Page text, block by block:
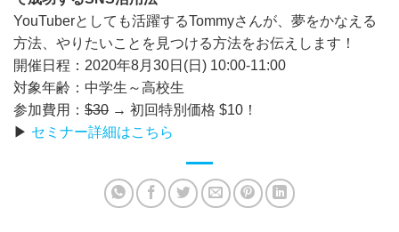
YouTuberとしても活躍するTommyさんが、夢をかなえる
方法、やりたいことを見つける方法をお伝えします！
開催日程：2020年8月30日(日) 10:00-11:00
対象年齢：中学生～高校生
参加費用： $30 → 初回特別価格 $10！
▶ セミナー詳細はこちら